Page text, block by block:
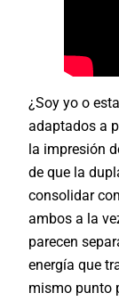
¿Soy yo o
adaptados a
la impresión
de que la
consolidar
ambos a la
parecen
energía que
mismo punto